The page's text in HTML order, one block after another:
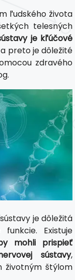
ľudského života
telesných
je kľúčové
a preto je dôležité
zdravého
je dôležitá
Existuje
mohli prispieť
sústavy,
životným štýlom